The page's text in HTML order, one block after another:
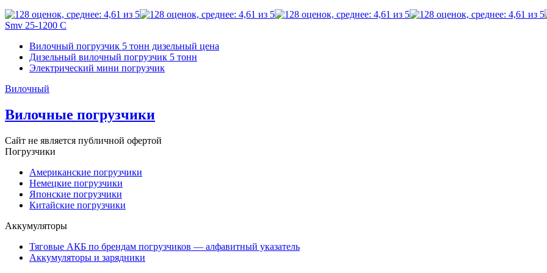
Smv 25-1200 C
Вилочный погрузчик 5 тонн дизельный цена
Дизельный вилочный погрузчик 5 тонн
Электрический мини погрузчик
Вилочный
Вилочные погрузчики
Сайт не является публичной офертой
Погрузчики
Американские погрузчики
Немецкие погрузчики
Японские погрузчики
Китайские погрузчики
Аккумуляторы
Тяговые АКБ по брендам погрузчиков — алфавитный указатель
Аккумуляторы и зарядники